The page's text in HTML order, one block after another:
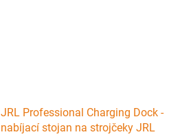
JRL Professional Charging Dock -
nabíjací stojan na strojčeky JRL